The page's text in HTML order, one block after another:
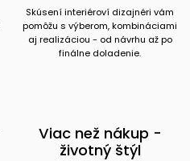
Skúsení interiéroví dizajnéri vám
pomôžu s výberom, kombináciami
aj realizáciou - od návrhu až po
finálne doladenie.
Viac než nákup -
životný štýl